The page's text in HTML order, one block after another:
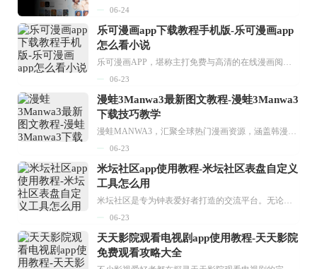
06-24
乐可漫画app下载教程手机版-乐可漫画app
怎么看小说
乐可漫画APP，堪称主打免费与高清的在线漫画阅读神器。其官方版提供海量完整版漫画资源，无论是国内漫画，还是日漫、韩漫、台漫、美漫等国外漫画，应有尽有，随时供你阅读。只需轻点一下，便能直接进入阅读界面。不仅如此，乐可漫画最新版本更新速度极快，在这里，你总能抢先看到全网一手漫画章节内容！...
06-23
漫蛙3Manwa3最新图文教程-漫蛙3Manwa3
下载技巧教学
漫蛙MANWA3，汇聚全球热门漫画资源，涵盖韩漫、欧美漫画、国漫等多种类型，题材丰富多样，全方位满足用户阅读喜好。它不仅是阅读平台，更是创作平台，为广大用户打造零门槛创作环境。...
06-23
米坛社区app使用教程-米坛社区表盘自定义
工具怎么用
米坛社区是专为钟表爱好者打造的交流平台。无论你是初涉钟表领域的普通爱好者，还是拥有多年收藏经验的资深玩家，都能在此找到属于自己的天地。 无需注册，就能轻松参与其中。通过专业的讨论论坛与丰富的交互功能，你可与世界各地的钟表爱好者畅快交流。若你钟情于钟表，米坛社区无疑是值得一试的理想之选。在这里，你能获取最新的手表资讯，交流见解，提升鉴赏品味，让每一块手表都成为收藏故事中重要的一部分。感兴趣的朋友，不要错过下载机会。...
06-23
天天影院观看电视剧app使用教程-天天影院
免费观看攻略大全